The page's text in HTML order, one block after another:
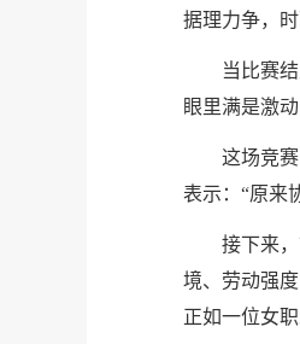
据理力争，
当比赛
眼里满是激
这场竞
表示：“原来
接下来
境、劳动强
正如一位女